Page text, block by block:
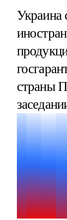
Украина
страны